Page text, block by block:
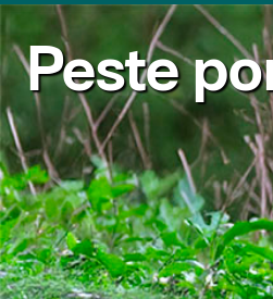
Peste